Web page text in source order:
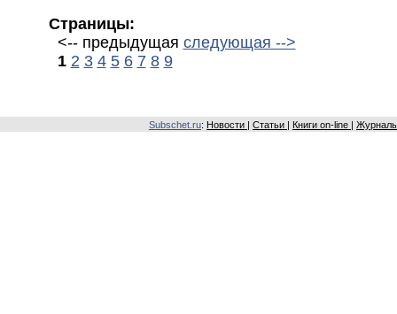
Страницы:
<-- предыдущая следующая -->
1 2 3 4 5 6 7 8 9
Subschet.ru: Новости Статьи Книги on-line